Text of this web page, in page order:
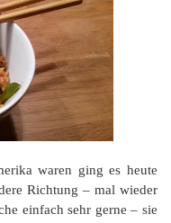
waren ging es heute
Richtung – mal wieder
einfach sehr gerne – sie